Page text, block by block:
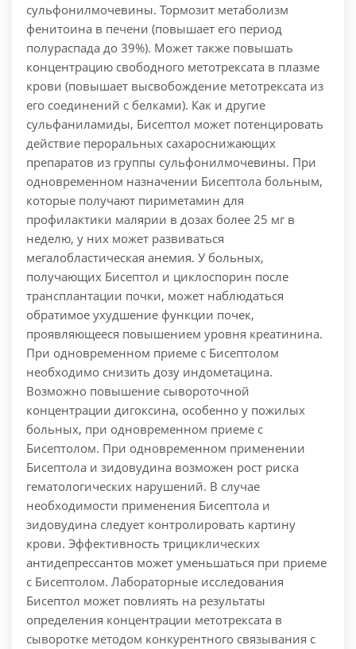
сульфонилмочевины. Тормозит метаболизм
фенитоина в печени (повышает его период
полураспада до 39%). Может также повышать
концентрацию свободного метотрексата в плазме
крови (повышает высвобождение метотрексата из
его соединений с белками). Как и другие
сульфаниламиды, Бисептол может потенцировать
действие пероральных сахароснижающих
препаратов из группы сульфонилмочевины. При
одновременном назначении Бисептола больным,
которые получают пириметамин для
профилактики малярии в дозах более 25 мг в
неделю, у них может развиваться
мегалобластическая анемия. У больных,
получающих Бисептол и циклоспорин после
трансплантации почки, может наблюдаться
обратимое ухудшение функции почек,
проявляющееся повышением уровня креатинина.
При одновременном приеме с Бисептолом
необходимо снизить дозу индометацина.
Возможно повышение сывороточной
концентрации дигоксина, особенно у пожилых
больных, при одновременном приеме с
Бисептолом. При одновременном применении
Бисептола и зидовудина возможен рост риска
гематологических нарушений. В случае
необходимости применения Бисептола и
зидовудина следует контролировать картину
крови. Эффективность трициклических
антидепрессантов может уменьшаться при приеме
с Бисептолом. Лабораторные исследования
Бисептол может повлиять на результаты
определения концентрации метотрексата в
сыворотке методом конкурентного связывания с